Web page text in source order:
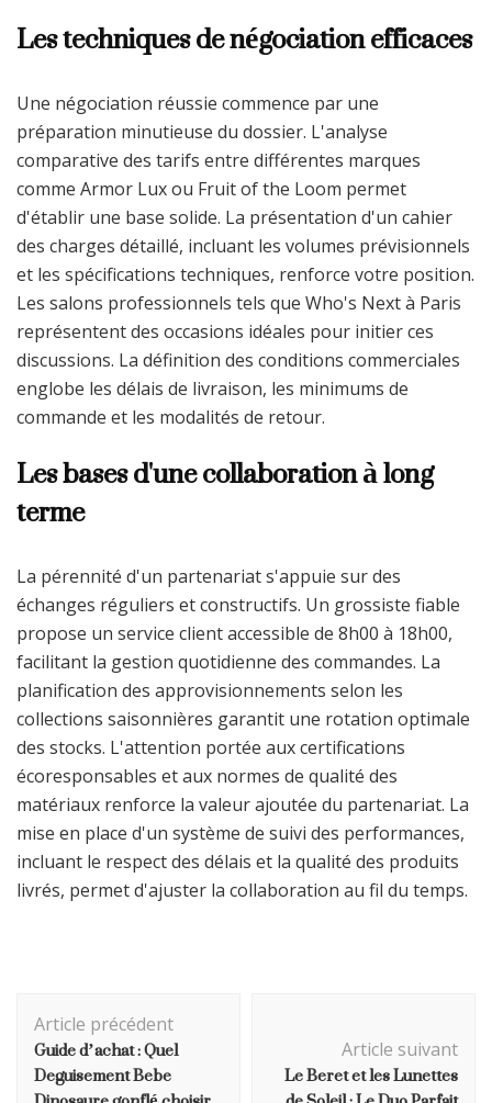
Les techniques de négociation efficaces
Une négociation réussie commence par une
préparation minutieuse du dossier. L'analyse
comparative des tarifs entre différentes marques
comme Armor Lux ou Fruit of the Loom permet
d'établir une base solide. La présentation d'un cahier
des charges détaillé, incluant les volumes prévisionnels
et les spécifications techniques, renforce votre position.
Les salons professionnels tels que Who's Next à Paris
représentent des occasions idéales pour initier ces
discussions. La définition des conditions commerciales
englobe les délais de livraison, les minimums de
commande et les modalités de retour.
Les bases d'une collaboration à long
terme
La pérennité d'un partenariat s'appuie sur des
échanges réguliers et constructifs. Un grossiste fiable
propose un service client accessible de 8h00 à 18h00,
facilitant la gestion quotidienne des commandes. La
planification des approvisionnements selon les
collections saisonnières garantit une rotation optimale
des stocks. L'attention portée aux certifications
écoresponsables et aux normes de qualité des
matériaux renforce la valeur ajoutée du partenariat. La
mise en place d'un système de suivi des performances,
incluant le respect des délais et la qualité des produits
livrés, permet d'ajuster la collaboration au fil du temps.
d'article
Article précédent
Guide d’achat : Quel
Deguisement Bebe
Article suivant
Le Beret et les Lunettes